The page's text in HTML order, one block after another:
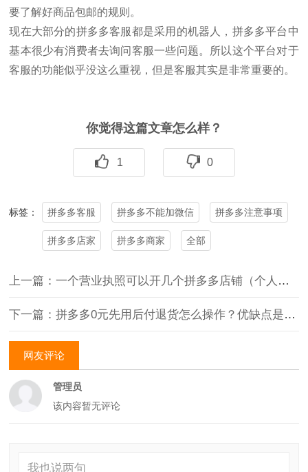
要了解好商品包邮的规则。
现在大部分的拼多多客服都是采用的机器人，拼多多平台中
基本很少有消费者去询问客服一些问题。所以这个平台对于
客服的功能似乎没这么重视，但是客服其实是非常重要的。
你觉得这篇文章怎么样？
1 0
标签： 拼多多客服 拼多多不能加微信 拼多多注意事项
拼多多店家 拼多多商家 全部
上一篇：一个营业执照可以开几个拼多多店铺（个人可以开几个拼多多店）
下一篇：拼多多0元先用后付退货怎么操作？优缺点是什么？
网友评论
管理员
该内容暂无评论